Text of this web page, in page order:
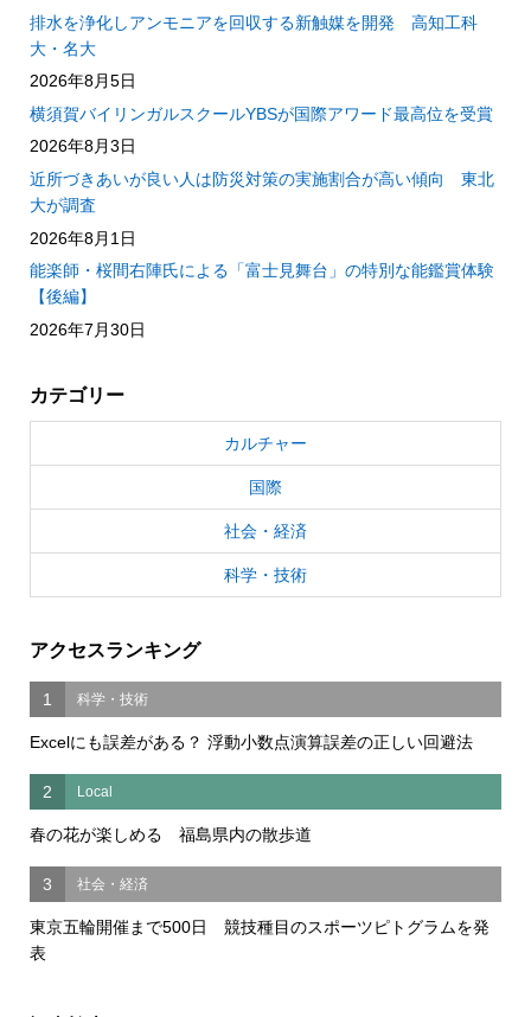
排水を浄化しアンモニアを回収する新触媒を開発 高知工科
大・名大
2026年8月5日
横須賀バイリンガルスクールYBSが国際アワード最高位を受賞
2026年8月3日
近所づきあいが良い人は防災対策の実施割合が高い傾向 東北
大が調査
2026年8月1日
能楽師・桜間右陣氏による「富士見舞台」の特別な能鑑賞体験
【後編】
2026年7月30日
カテゴリー
カルチャー
国際
社会・経済
科学・技術
アクセスランキング
1 科学・技術
Excelにも誤差がある？ 浮動小数点演算誤差の正しい回避法
2 Local
春の花が楽しめる 福島県内の散歩道
3 社会・経済
東京五輪開催まで500日 競技種目のスポーツピトグラムを発
表